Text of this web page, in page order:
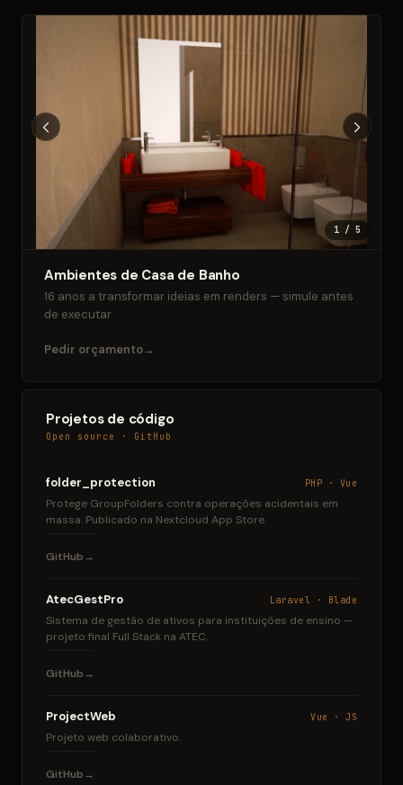
1 / 5
Ambientes de Casa de Banho
16 anos a transformar ideias em renders — simule antes
de executar.
Pedir orçamento
Projetos de código
Open source · GitHub
folder_protection PHP · Vue
Protege GroupFolders contra operações acidentais em
massa. Publicado na Nextcloud App Store.
GitHub
AtecGestPro Laravel · Blade
Sistema de gestão de ativos para instituições de ensino —
projeto final Full Stack na ATEC.
GitHub
ProjectWeb Vue · JS
Projeto web colaborativo.
GitHub